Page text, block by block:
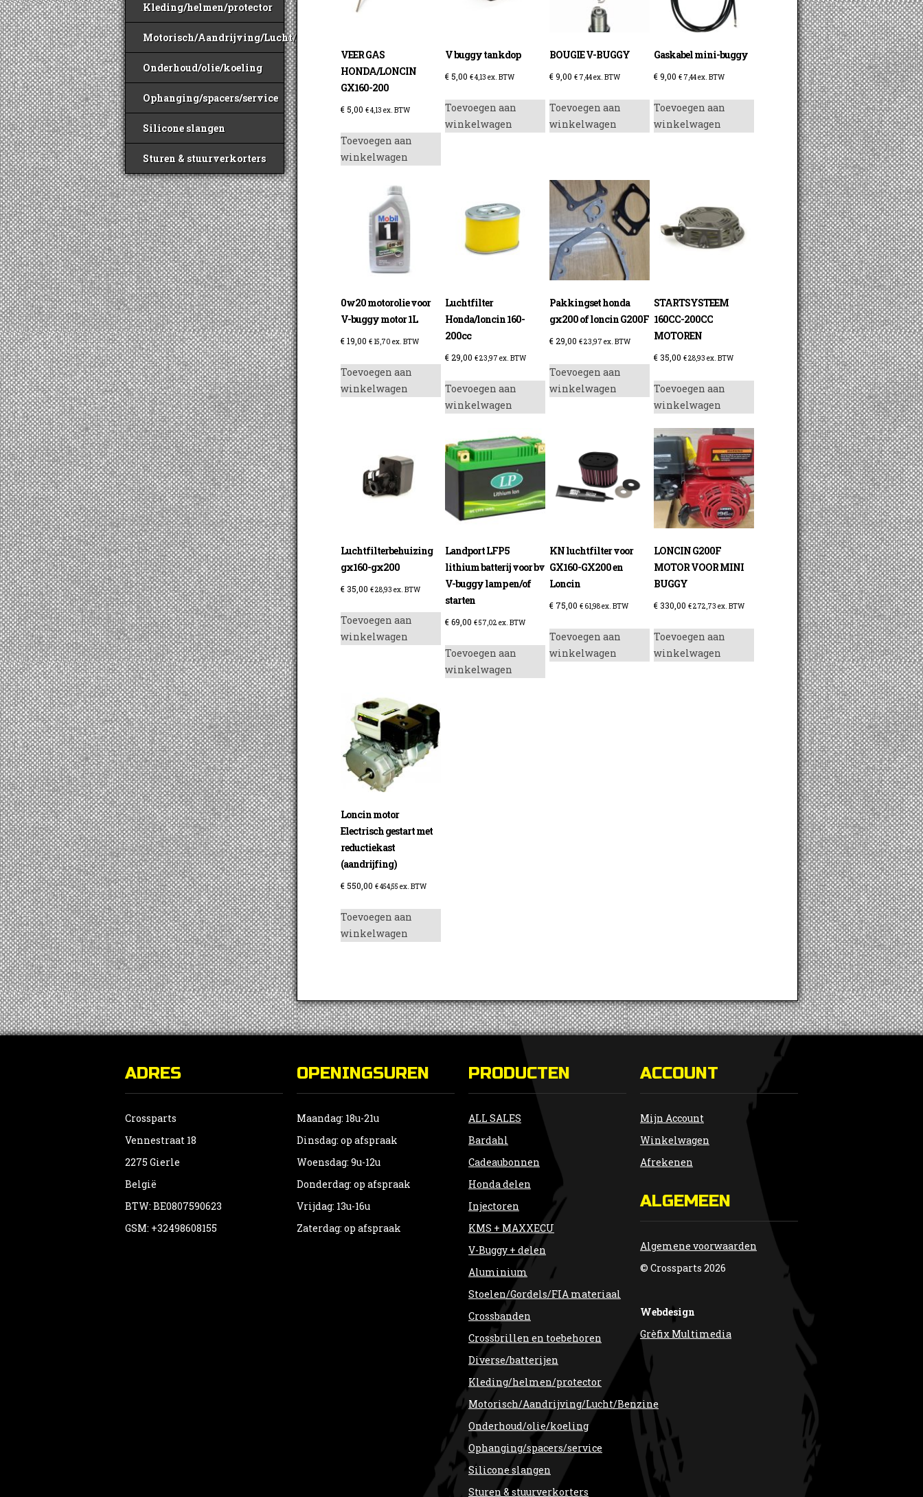
Kleding/helmen/protector
Motorisch/Aandrijving/Lucht/Benzine
Onderhoud/olie/koeling
Ophanging/spacers/service
Silicone slangen
Sturen & stuurverkorters
VEER GAS
HONDA/LONCIN
GX160-200
€ 5,00 €4,13 ex. BTW
Toevoegen aan
winkelwagen
V buggy tankdop
€ 5,00 €4,13 ex. BTW
Toevoegen aan
winkelwagen
BOUGIE V-BUGGY
€9,00 €7,44ex. BTW
Toevoegen aan
winkelwagen
Gaskabel mini-buggy
€9,00 €7,44ex. BTW
Toevoegen aan
winkelwagen
0w20 motorolie voor
V-buggy motor 1L
€19,00 € 15,70 ex. BTW
Toevoegen aan
winkelwagen
Luchtfilter
Honda/loncin 160-
200cc
€29,00 €23,97 ex. BTW
Toevoegen aan
winkelwagen
Pakkingset honda
gx200 of loncin G200F
€29,00 €23,97 ex. BTW
Toevoegen aan
winkelwagen
STARTSYSTEEM
160CC-200CC
MOTOREN
€35,00 €28,93 ex. BTW
Toevoegen aan
winkelwagen
Luchtfilterbehuizing
gx160-gx200
€ 35,00 €28,93 ex. BTW
Toevoegen aan
winkelwagen
Landport LFP5
lithium batterij voor bv
V-buggy lamp en/of
starten
€69,00 €57,02 ex. BTW
Toevoegen aan
winkelwagen
KN luchtfilter voor
GX160-GX200 en
Loncin
€75,00 €61,98ex. BTW
Toevoegen aan
winkelwagen
LONCIN G200F
MOTOR VOOR MINI
BUGGY
€330,00 €272,73 ex. BTW
Toevoegen aan
winkelwagen
Loncin motor
Electrisch gestart met
reductiekast
(aandrijfing)
€ 550,00 €454,55 ex. BTW
Toevoegen aan
winkelwagen
ADRES
Crossparts
Vennestraat 18
2275 Gierle
België
BTW: BE0807590623
GSM: +32498608155
OPENINGSUREN
Maandag: 18u-21u
Dinsdag: op afspraak
Woensdag: 9u-12u
Donderdag: op afspraak
Vrijdag: 13u-16u
Zaterdag: op afspraak
PRODUCTEN
ALL SALES
Bardahl
Cadeaubonnen
Honda delen
Injectoren
KMS + MAXXECU
V-Buggy + delen
Aluminium
Stoelen/Gordels/FIA materiaal
Crossbanden
Crossbrillen en toebehoren
Diverse/batterijen
Kleding/helmen/protector
Motorisch/Aandrijving/Lucht/Benzine
Onderhoud/olie/koeling
Ophanging/spacers/service
Silicone slangen
Sturen & stuurverkorters
ACCOUNT
Mijn Account
Winkelwagen
Afrekenen
ALGEMEEN
Algemene voorwaarden
© Crossparts 2026
Webdesign
Grèfix Multimedia